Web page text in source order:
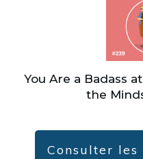
You Are a Badass
the
Consulter les